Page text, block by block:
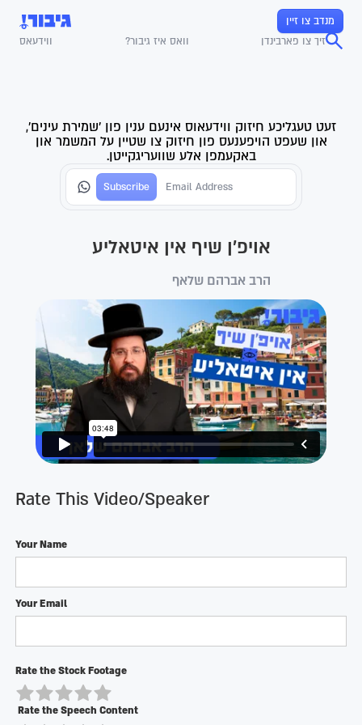
מנדב צו זיין
זיך צו פארבינדן
וואס איז גיבור? ווידעאס
זעט טעגליכע חיזוק ווידעאוס אינעם ענין פון 'שמירת עינים',
און שעפט הויפענעס פון חיזוק צו שטיין על המשמר און
באקעמפן אלע שוועריגקייטן.
אויפ'ן שיף אין איטאליע
הרב אברהם שלאף
Rate This Video/Speaker
Your Name
Your Email
Rate the Stock Footage
Rate the Speech Content